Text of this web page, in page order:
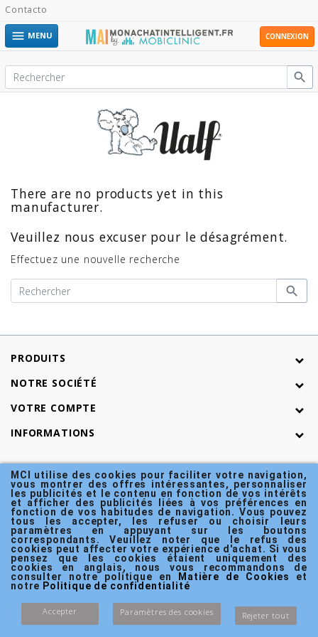
MCI utilise des cookies pour faciliter votre navigation,
vous montrer des offres intéressantes, personnaliser
les publicités et le contenu en fonction de vos intérêts
et afficher des publicités liées à vos préférences en
fonction de vos habitudes de navigation. Vous pouvez
tous les accepter, les refuser ou choisir leurs
paramètres en appuyant sur les boutons
correspondants. Veuillez noter que le refus des
cookies peut affecter votre expérience d'achat. Si vous
pensez que les cookies étaient uniquement des
cookies en anglais, nous vous recommandons de
consulter notre politique en
Matière de Cookies
et
notre Politique de confidentialité
Accepter Paramètres des cookies Rejeter tout
Contacto
 MENU CONNEXION

There are no products yet in this
manufacturer.
Veuillez nous excuser pour le désagrément.
Effectuez une nouvelle recherche

PRODUITS
NOTRE SOCIÉTÉ
VOTRE COMPTE
INFORMATIONS